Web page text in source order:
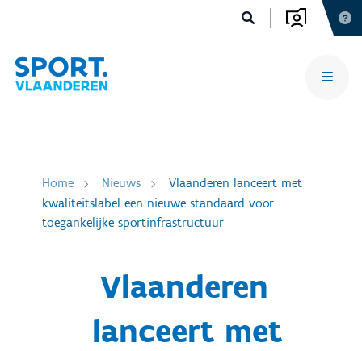
Home Nieuws
Vlaanderen lanceert met
kwaliteitslabel een nieuwe standaard voor
toegankelijke sportinfrastructuur
Vlaanderen
lanceert met